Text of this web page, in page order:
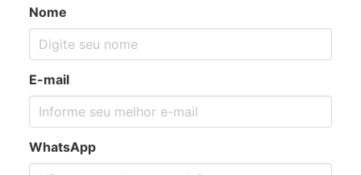
Nome
E-mail
WhatsApp